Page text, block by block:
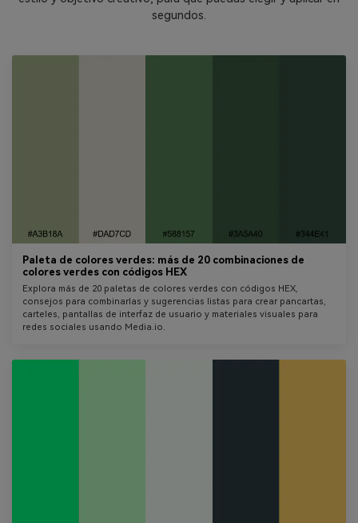
segundos.
Paleta de colores verdes: más de 20 combinaciones de
colores verdes con códigos HEX
Explora más de 20 paletas de colores verdes con códigos HEX,
consejos para combinarlas y sugerencias listas para crear pancartas,
carteles, pantallas de interfaz de usuario y materiales visuales para
redes sociales usando Media.io.